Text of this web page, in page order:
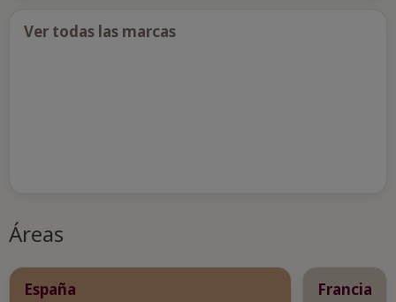
Ver todas las marcas
Áreas
España Francia